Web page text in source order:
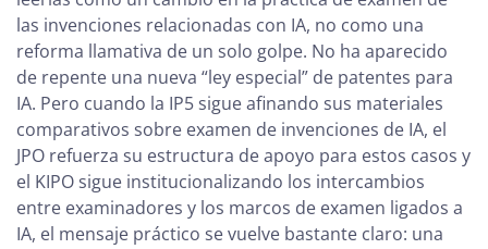
las invenciones relacionadas con IA, no como una
reforma llamativa de un solo golpe. No ha aparecido
de repente una nueva “ley especial” de patentes para
IA. Pero cuando la IP5 sigue afinando sus materiales
comparativos sobre examen de invenciones de IA, el
JPO refuerza su estructura de apoyo para estos casos y
el KIPO sigue institucionalizando los intercambios
entre examinadores y los marcos de examen ligados a
IA, el mensaje práctico se vuelve bastante claro: una